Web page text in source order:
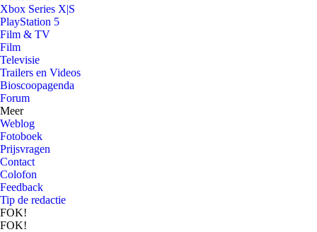
Xbox Series X|S
PlayStation 5
Film & TV
Film
Televisie
Trailers en Videos
Bioscoopagenda
Forum
Meer
Weblog
Fotoboek
Prijsvragen
Contact
Colofon
Feedback
Tip de redactie
FOK!
FOK!